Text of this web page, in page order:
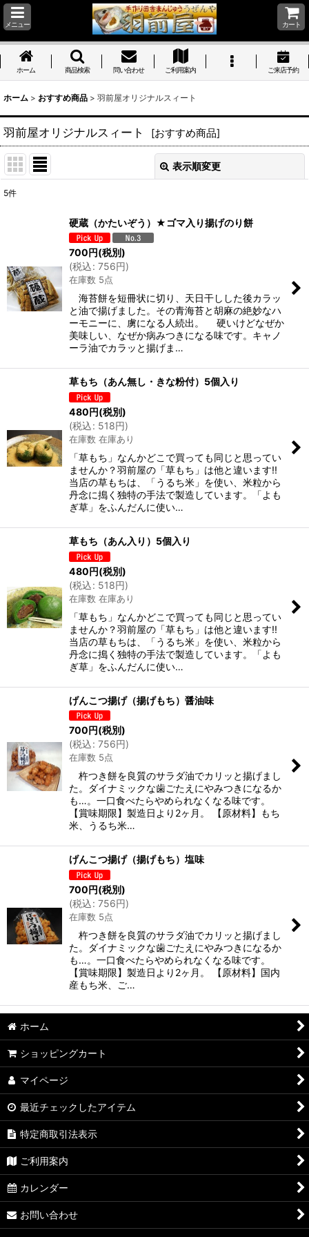
メニュー カート
ホーム 商品検索 問い合わせ ご利用案内 ご来店予約
ホーム > おすすめ商品 > 羽前屋オリジナルスィート
羽前屋オリジナルスィート [おすすめ商品]
表示順変更
5件
硬蔵（かたいぞう）★ゴマ入り揚げのり餅
700円(税別)
(税込: 756円)
在庫数 5点
海苔餅を短冊状に切り、天日干しした後カラッ
と油で揚げました。その青海苔と胡麻の絶妙なハ
ーモニーに、虜になる人続出。 硬いけどなぜか
美味しい、なぜか病みつきになる味です。キャノ
ーラ油でカラッと揚げま…
草もち（あん無し・きな粉付）5個入り
480円(税別)
(税込: 518円)
在庫数 在庫あり
「草もち」なんかどこで買っても同じと思ってい
ませんか？羽前屋の「草もち」は他と違います!!
当店の草もちは、「うるち米」を使い、米粒から
丹念に搗く独特の手法で製造しています。「よも
ぎ草」をふんだんに使い…
草もち（あん入り）5個入り
480円(税別)
(税込: 518円)
在庫数 在庫あり
「草もち」なんかどこで買っても同じと思ってい
ませんか？羽前屋の「草もち」は他と違います!!
当店の草もちは、「うるち米」を使い、米粒から
丹念に搗く独特の手法で製造しています。「よも
ぎ草」をふんだんに使い…
げんこつ揚げ（揚げもち）醤油味
700円(税別)
(税込: 756円)
在庫数 5点
杵つき餅を良質のサラダ油でカリッと揚げまし
た。ダイナミックな歯ごたえにやみつきになるか
も…。一口食べたらやめられなくなる味です。
【賞味期限】製造日より2ヶ月。 【原材料】もち
米、うるち米…
げんこつ揚げ（揚げもち）塩味
700円(税別)
(税込: 756円)
在庫数 5点
杵つき餅を良質のサラダ油でカリッと揚げまし
た。ダイナミックな歯ごたえにやみつきになるか
も…。一口食べたらやめられなくなる味です。
【賞味期限】製造日より2ヶ月。 【原材料】国内
産もち米、ご…
ホーム
ショッピングカート
マイページ
最近チェックしたアイテム
特定商取引法表示
ご利用案内
カレンダー
お問い合わせ